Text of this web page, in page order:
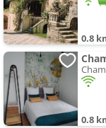
0.8
0.8